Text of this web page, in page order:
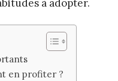
à adopter.
en profiter ?